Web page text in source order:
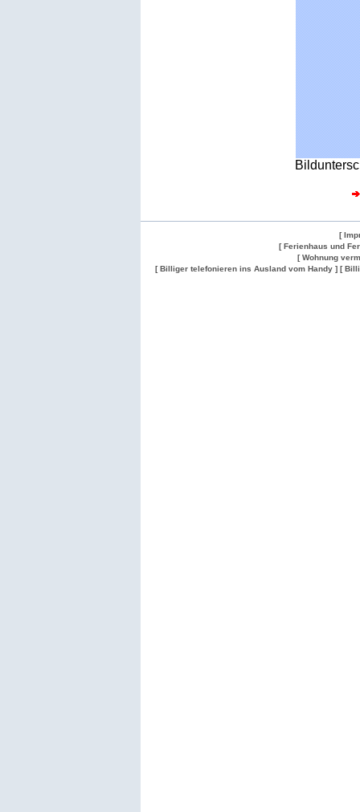
[
[ Ferienhaus und
[ Wohnung
[ Billiger telefonieren ins Ausland vom Handy ] [